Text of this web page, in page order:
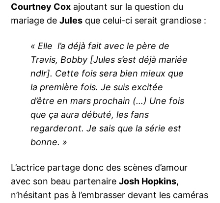
Courtney Cox ajoutant sur la question du
mariage deJules que celui-ci serait grandiose :
« Elle l’a déjà fait avec le père de
Travis, Bobby [Jules s’est déjà mariée
ndlr]. Cette fois sera bien mieux que
la première fois.Je suis excitée
d’être en mars prochain (…) Une fois
que ça aura débuté, les fans
regarderont. Je sais que la série est
bonne. »
L’actrice partage donc des scènes d’amour
avec son beau partenaireJosh Hopkins,
n’hésitant pas à l’embrasser devant les caméras